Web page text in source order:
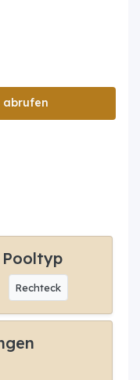
abrufen
Pooltyp
Rechteck